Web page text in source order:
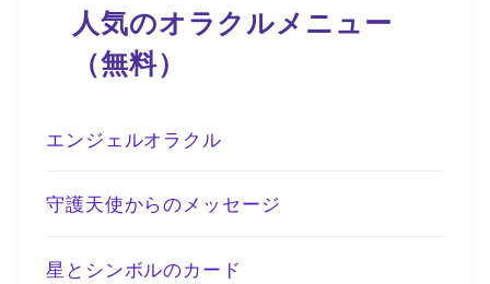
人気のオラクルメニュー
（無料）
エンジェルオラクル
守護天使からのメッセージ
星とシンボルのカード